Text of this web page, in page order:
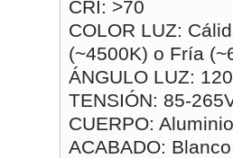
CRI: >70
COLOR LUZ:
(~4500K) o Fría
ÁNGULO LUZ:
TENSIÓN: 85-
CUERPO: Aluminio
ACABADO: Blanco